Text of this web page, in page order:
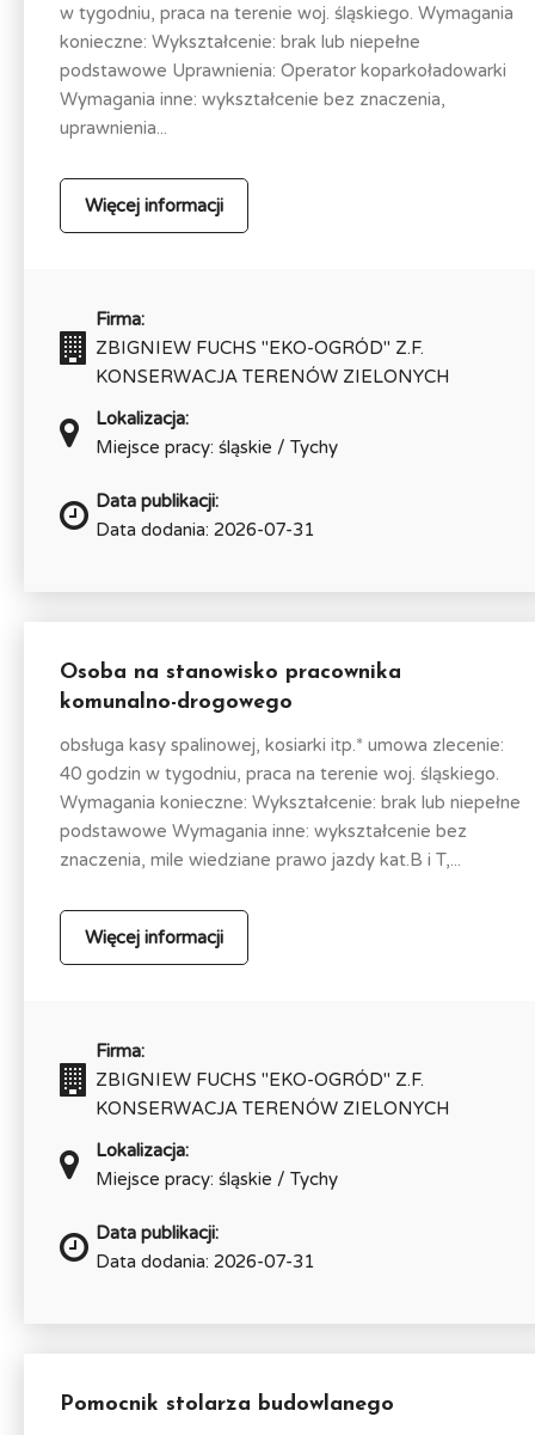
w tygodniu, praca na terenie woj. śląskiego. Wymagania
konieczne: Wykształcenie: brak lub niepełne
podstawowe Uprawnienia: Operator koparkoładowarki
Wymagania inne: wykształcenie bez znaczenia,
uprawnienia...
Więcej informacji
Firma:
ZBIGNIEW FUCHS "EKO-OGRÓD" Z.F.
KONSERWACJA TERENÓW ZIELONYCH
Lokalizacja:
Miejsce pracy: śląskie / Tychy
Data publikacji:
Data dodania: 2026-07-31
Osoba na stanowisko pracownika
komunalno-drogowego
obsługa kasy spalinowej, kosiarki itp.* umowa zlecenie:
40 godzin w tygodniu, praca na terenie woj. śląskiego.
Wymagania konieczne: Wykształcenie: brak lub niepełne
podstawowe Wymagania inne: wykształcenie bez
znaczenia, mile wiedziane prawo jazdy kat.B i T,...
Więcej informacji
Firma:
ZBIGNIEW FUCHS "EKO-OGRÓD" Z.F.
KONSERWACJA TERENÓW ZIELONYCH
Lokalizacja:
Miejsce pracy: śląskie / Tychy
Data publikacji:
Data dodania: 2026-07-31
Pomocnik stolarza budowlanego